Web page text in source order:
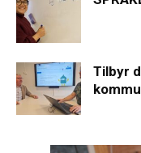
Tilbyr